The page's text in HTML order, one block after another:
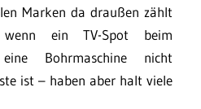
Marken da draußen zählt
ein TV-Spot beim
Bohrmaschine nicht
ist – haben aber halt viele